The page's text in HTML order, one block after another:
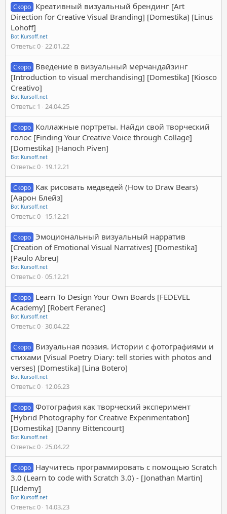
Скоро Креативный визуальный брендинг [Art
Direction for Creative Visual Branding] [Domestika] [Linus
Lohoff]
Bot Kursoff.net
Ответы 0 22.01.22
Скоро Введение в визуальный мерчандайзинг
[Introduction to visual merchandising] [Domestika] [Kiosco
Creativo]
Bot Kursoff.net
Ответы 1 24.04.25
Скоро Коллажные портреты. Найди свой творческий
голос [Finding Your Creative Voice through Collage]
[Domestika] [Hanoch Piven]
Bot Kursoff.net
Ответы 0 19.12.21
Скоро Как рисовать медведей (How to Draw Bears)
[Аарон Блейз]
Bot Kursoff.net
Ответы 0 15.12.21
Скоро Эмоциональный визуальный нарратив
[Creation of Emotional Visual Narratives] [Domestika]
[Paulo Abreu]
Bot Kursoff.net
Ответы 0 05.12.21
Скоро Learn To Design Your Own Boards [FEDEVEL
Academy] [Robert Feranec]
Bot Kursoff.net
Ответы 0 30.04.22
Скоро Визуальная поэзия. Истории с фотографиями и
стихами [Visual Poetry Diary: tell stories with photos and
verses] [Domestika] [Lina Botero]
Bot Kursoff.net
Ответы 0 12.06.23
Скоро Фотография как творческий эксперимент
[Hybrid Photography for Creative Experimentation]
[Domestika] [Danny Bittencourt]
Bot Kursoff.net
Ответы 0 25.04.22
Скоро Научитесь программировать с помощью Scratch
3.0 (Learn to code with Scratch 3.0) - [Jonathan Martin]
[Udemy]
Bot Kursoff.net
Ответы 0 14.03.23